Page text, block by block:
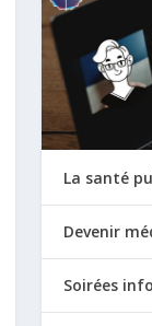
La santé
Devenir
Soirées